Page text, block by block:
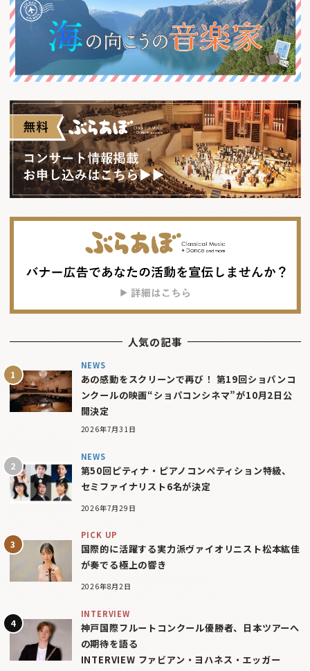
人気の記事
NEWS
あの感動をスクリーンで再び！ 第19回ショパンコ
ンクールの映画“ショパコンシネマ”が10月2日公
開決定
2026年7月31日
NEWS
第50回ピティナ・ピアノコンペティション特級、
セミファイナリスト6名が決定
2026年7月29日
PICK UP
国際的に活躍する実力派ヴァイオリニスト松本紘佳
が奏でる極上の響き
2026年8月2日
INTERVIEW
神戸国際フルートコンクール優勝者、日本ツアーへ
の期待を語る
INTERVIEW ファビアン・ヨハネス・エッガー